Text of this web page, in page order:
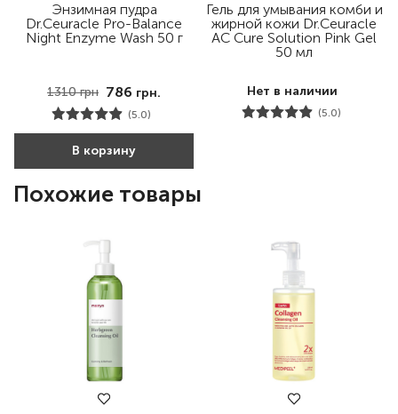
Энзимная пудра
Dr.Ceuracle Pro-Balance
Night Enzyme Wash 50 г
1310грн 786 грн.
(5.0)
В корзину
Гель для умывания комби и
жирной кожи Dr.Ceuracle
АC Cure Solution Pink Gel
50 мл
Нет в наличии
(5.0)
Похожие товары